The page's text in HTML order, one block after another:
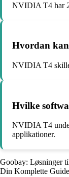
NVIDIA T4 har
Hvordan
NVIDIA T4
Hvilke
NVIDIA T4
applikationer.
Goobay: Løsninger
Din Komplette Guide